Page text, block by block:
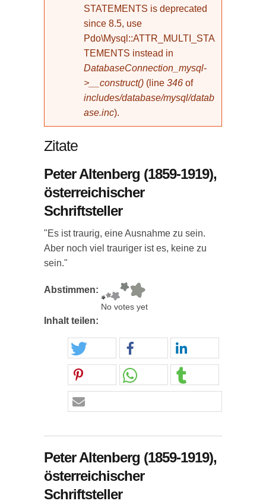
STATEMENTS is deprecated
since 8.5, use
Pdo\Mysql::ATTR_MULTI_STA
TEMENTS instead in
DatabaseConnection_mysql-
>__construct() (line 346 of
includes/database/mysql/datab
ase.inc).
Zitate
Peter Altenberg (1859-1919),
österreichischer
Schriftsteller
"Es ist traurig, eine Ausnahme zu sein.
Aber noch viel trauriger ist es, keine zu
sein."
Abstimmen:
No votes yet
Inhalt teilen:
Peter Altenberg (1859-1919),
österreichischer
Schriftsteller